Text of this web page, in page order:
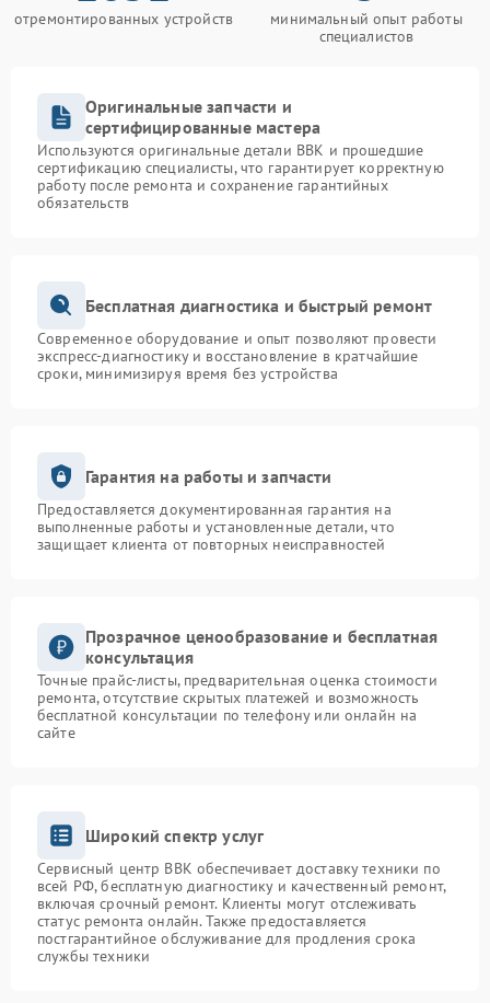
отремонтированных устройств
минимальный опыт работы
специалистов
Оригинальные запчасти и
сертифицированные мастера
Используются оригинальные детали BBK и прошедшие
сертификацию специалисты, что гарантирует корректную
работу после ремонта и сохранение гарантийных
обязательств
Бесплатная диагностика и быстрый ремонт
Современное оборудование и опыт позволяют провести
экспресс-диагностику и восстановление в кратчайшие
сроки, минимизируя время без устройства
Гарантия на работы и запчасти
Предоставляется документированная гарантия на
выполненные работы и установленные детали, что
защищает клиента от повторных неисправностей
Прозрачное ценообразование и бесплатная
консультация
Точные прайс-листы, предварительная оценка стоимости
ремонта, отсутствие скрытых платежей и возможность
бесплатной консультации по телефону или онлайн на
сайте
Широкий спектр услуг
Сервисный центр BBK обеспечивает доставку техники по
всей РФ, бесплатную диагностику и качественный ремонт,
включая срочный ремонт. Клиенты могут отслеживать
статус ремонта онлайн. Также предоставляется
постгарантийное обслуживание для продления срока
службы техники